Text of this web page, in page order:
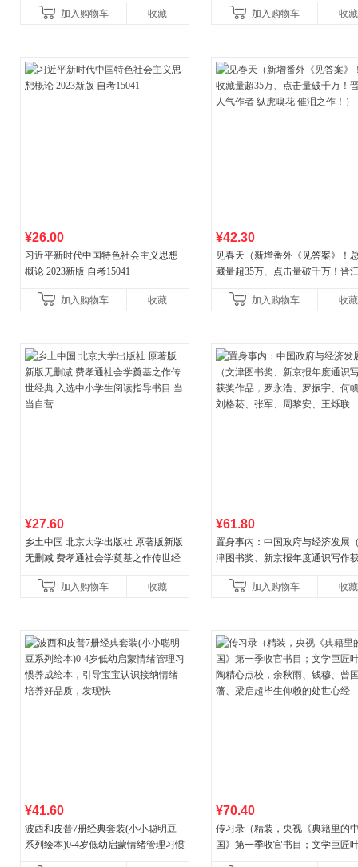
中名著语文书目初一课外阅
加入购物车 收藏 加入购物车 收藏
¥26.00
习近平新时代中国特色社会主义思想
概论 2023新版 自考15041
加入购物车 收藏
¥42.30
见春天（新增番外《见答案》！
藏量超35万、点击量破千万！晋
加入购物车
收藏
¥27.60
乡土中国 北京大学出版社 原著版新版
无删减 费孝通社会学奠基之作传世经
加入购物车 收藏
¥61.80
置身事内：中国政府与经济发展
津图书奖、新京报年度通识写作
菘、张军、周黎安、王烁联
加入购物车 收藏
¥41.60
波西和皮普7册经典套装(小小聪明豆
系列绘本)0-4岁低幼启蒙情绪管理习惯
¥70.40
传习录（精装，央视《典籍里的
国》第一季收官书目；文学巨匠